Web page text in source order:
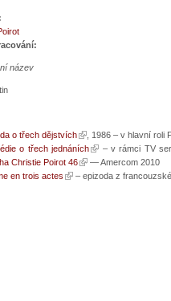
název
o třech dějstvích
, 1986 – v hlavní roli
o třech jednáních
– v rámci TV
Christie Poirot 46
— Amercom 2010
en trois actes
– epizoda z